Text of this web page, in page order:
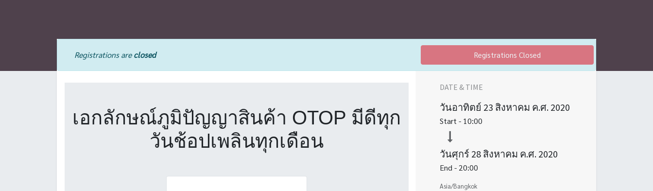
Registrations areclosed Registrations Closed
เอกลักษณ์ภูมิปัญญาสินค้า OTOP มีดีทุก
วันช้อปเพลินทุกเดือน
DATE & TIME
วันอาทิตย์ 23 สิงหาคม ค.ศ. 2020
Start - 10:00
วันศุกร์ 28 สิงหาคม ค.ศ. 2020
End - 20:00
Asia/Bangkok